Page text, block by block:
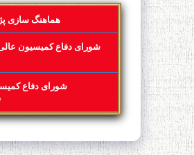
هماهنگ سازی
شورای دفاع کمیسیون
شورای دفاع